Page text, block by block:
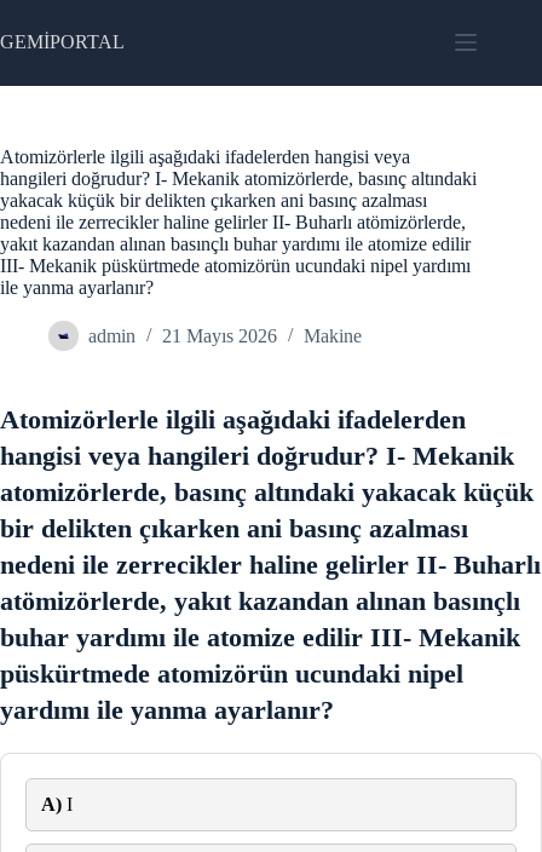
to
content
GEMİPORTAL
Atomizörlerle ilgili aşağıdaki ifadelerden hangisi veya
hangileri doğrudur? I- Mekanik atomizörlerde, basınç altındaki
yakacak küçük bir delikten çıkarken ani basınç azalması
nedeni ile zerrecikler haline gelirler II- Buharlı atömizörlerde,
yakıt kazandan alınan basınçlı buhar yardımı ile atomize edilir
III- Mekanik püskürtmede atomizörün ucundaki nipel yardımı
ile yanma ayarlanır?
admin 21 Mayıs 2026 Makine
Atomizörlerle ilgili aşağıdaki ifadelerden
hangisi veya hangileri doğrudur? I- Mekanik
atomizörlerde, basınç altındaki yakacak küçük
bir delikten çıkarken ani basınç azalması
nedeni ile zerrecikler haline gelirler II- Buharlı
atömizörlerde, yakıt kazandan alınan basınçlı
buhar yardımı ile atomize edilir III- Mekanik
püskürtmede atomizörün ucundaki nipel
yardımı ile yanma ayarlanır?
A) I